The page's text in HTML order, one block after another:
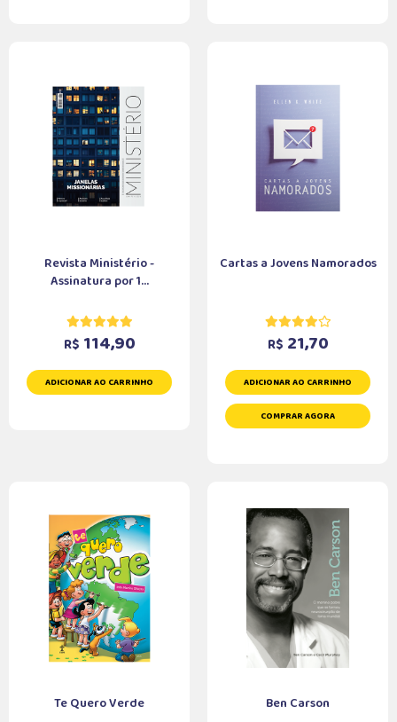
Revista Ministério -
Assinatura por 1...
R$ 114,90
ADICIONAR AO CARRINHO
Cartas a Jovens Namorados
R$ 21,70
ADICIONAR AO CARRINHO
COMPRAR AGORA
Te Quero Verde Ben Carson